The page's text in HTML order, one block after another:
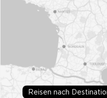
Reisen nach